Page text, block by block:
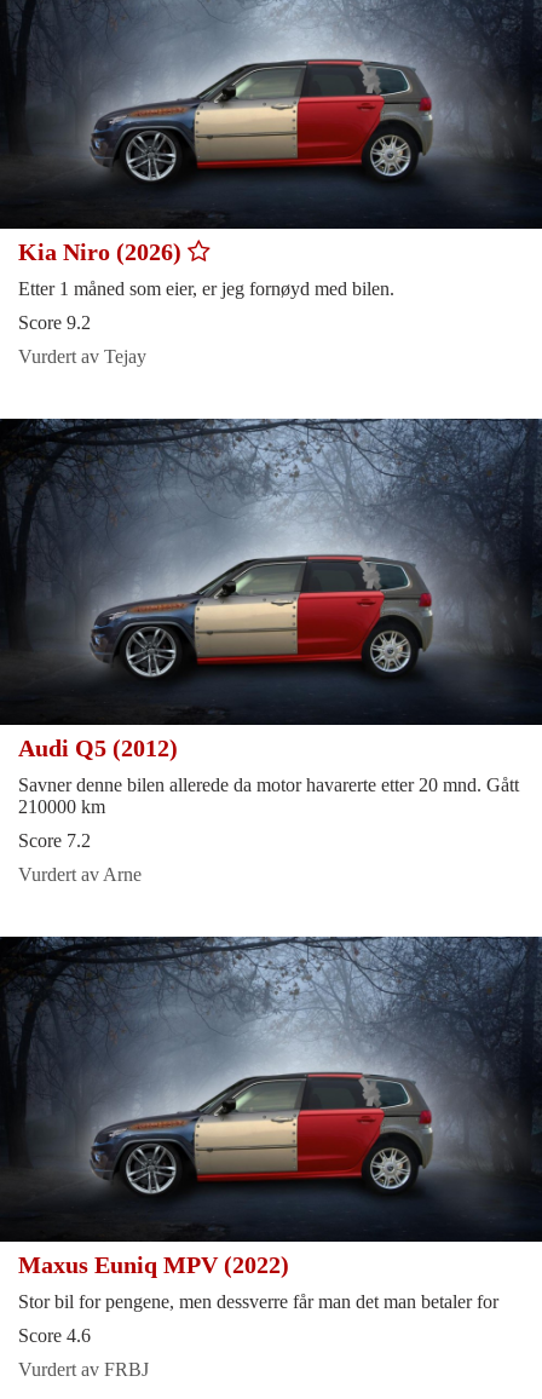
Kia Niro (2026)
Etter 1 måned som eier, er jeg fornøyd med bilen.
Score 9.2
Vurdert av Tejay
Audi Q5 (2012)
Savner denne bilen allerede da motor havarerte etter 20 mnd. Gått
210000 km
Score 7.2
Vurdert av Arne
Maxus Euniq MPV (2022)
Stor bil for pengene, men dessverre får man det man betaler for
Score 4.6
Vurdert av FRBJ